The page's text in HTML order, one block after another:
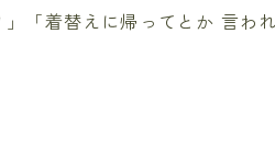
「着替えに帰ってとか 言わ